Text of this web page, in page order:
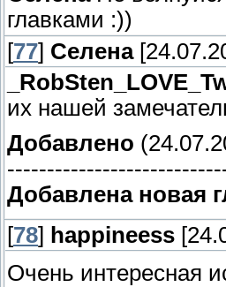
главками :))
[77] Селена
их нашей
Добавлено
Добавлена новая
[78] happineess
Очень интересная